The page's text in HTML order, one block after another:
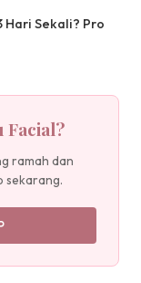
Hari Sekali? Pro
Facial?
ramah dan
sekarang.